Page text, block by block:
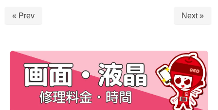
« Prev Next »